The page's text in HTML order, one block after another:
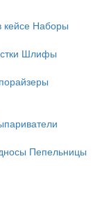
кейсе Наборы
Шлифы
Пепельницы